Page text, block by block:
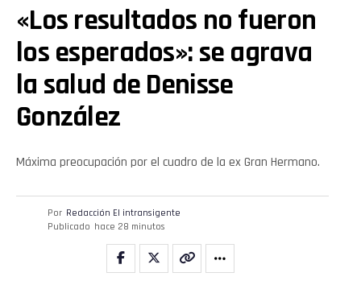
«Los resultados no fueron
los esperados»: se agrava
la salud de Denisse
González
Máxima preocupación por el cuadro de la ex Gran Hermano.
Por Redacción El intransigente
Publicado hace 28 minutos